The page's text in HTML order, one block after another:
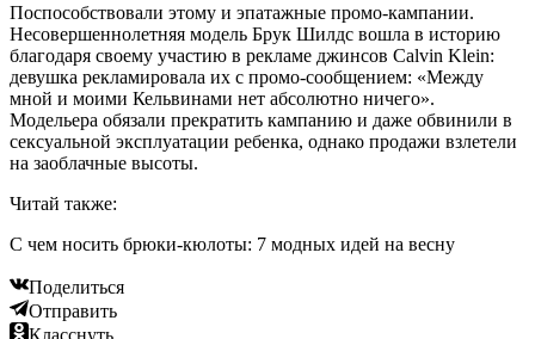
Поспособствовали этому и эпатажные промо-кампании.
Несовершеннолетняя модель Брук Шилдс вошла в историю
благодаря своему участию в рекламе джинсов Calvin Klein:
девушка рекламировала их с промо-сообщением: «Между
мной и моими Кельвинами нет абсолютно ничего».
Модельера обязали прекратить кампанию и даже обвинили в
сексуальной эксплуатации ребенка, однако продажи взлетели
на заоблачные высоты.
Читай также:
С чем носить брюки-кюлоты: 7 модных идей на весну
Поделиться
Отправить
Класснуть